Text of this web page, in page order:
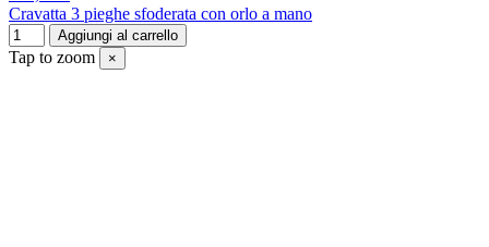
Cravatta 3 pieghe sfoderata con orlo a mano
Aggiungi al carrello
Tap to zoom ×